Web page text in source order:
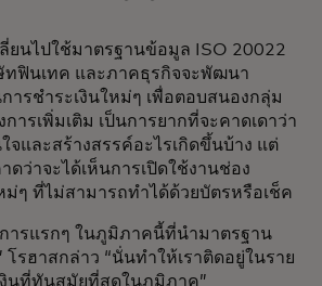
ยนไปใช้มาตรฐานข้อมูล ISO 20022
ทฟินเทค และภาคธุรกิจจะพัฒนา
ารชำระเงินใหม่ๆ เพื่อตอบสนองกลุ่ม
ารเพิ่มเติม เป็นการยากที่จะคาดเดาว่า
และสร้างสรรค์อะไรเกิดขึ้นบ้าง แต่
ดว่าจะได้เห็นการเปิดใช้งานช่อง
ม่ๆ ที่ไม่สามารถทำได้ด้วยบัตรหรือเช็ค
ารแรกๆ ในภูมิภาคนี้ที่นำมาตรฐาน
โรฮาสกล่าว “นั่นทำให้เราติดอยู่ในราย
งินที่ทันสมัยที่สุดในภูมิภาค”